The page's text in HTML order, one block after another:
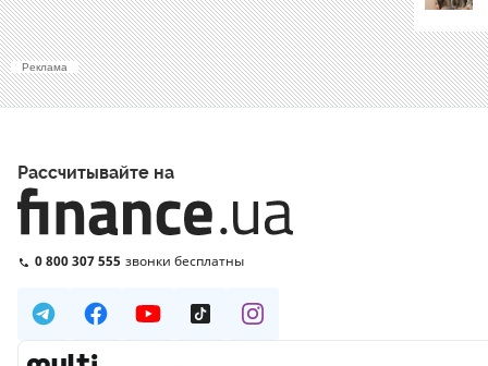
Реклама
Рассчитывайте на
0 800 307 555 звонки бесплатны